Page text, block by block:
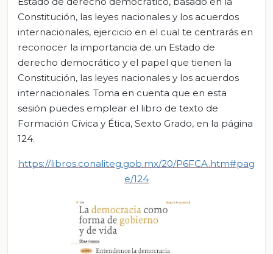
Constitución, las leyes nacionales y los acuerdos
internacionales, ejercicio en el cual te centrarás en
reconocer la importancia de un Estado de
derecho democrático y el papel que tienen la
Constitución, las leyes nacionales y los acuerdos
internacionales. Toma en cuenta que en esta
sesión puedes emplear el libro de texto de
Formación Cívica y Ética, Sexto Grado, en la página
124.
https://libros.conaliteg.gob.mx/20/P6FCA.htm#pag
e/124